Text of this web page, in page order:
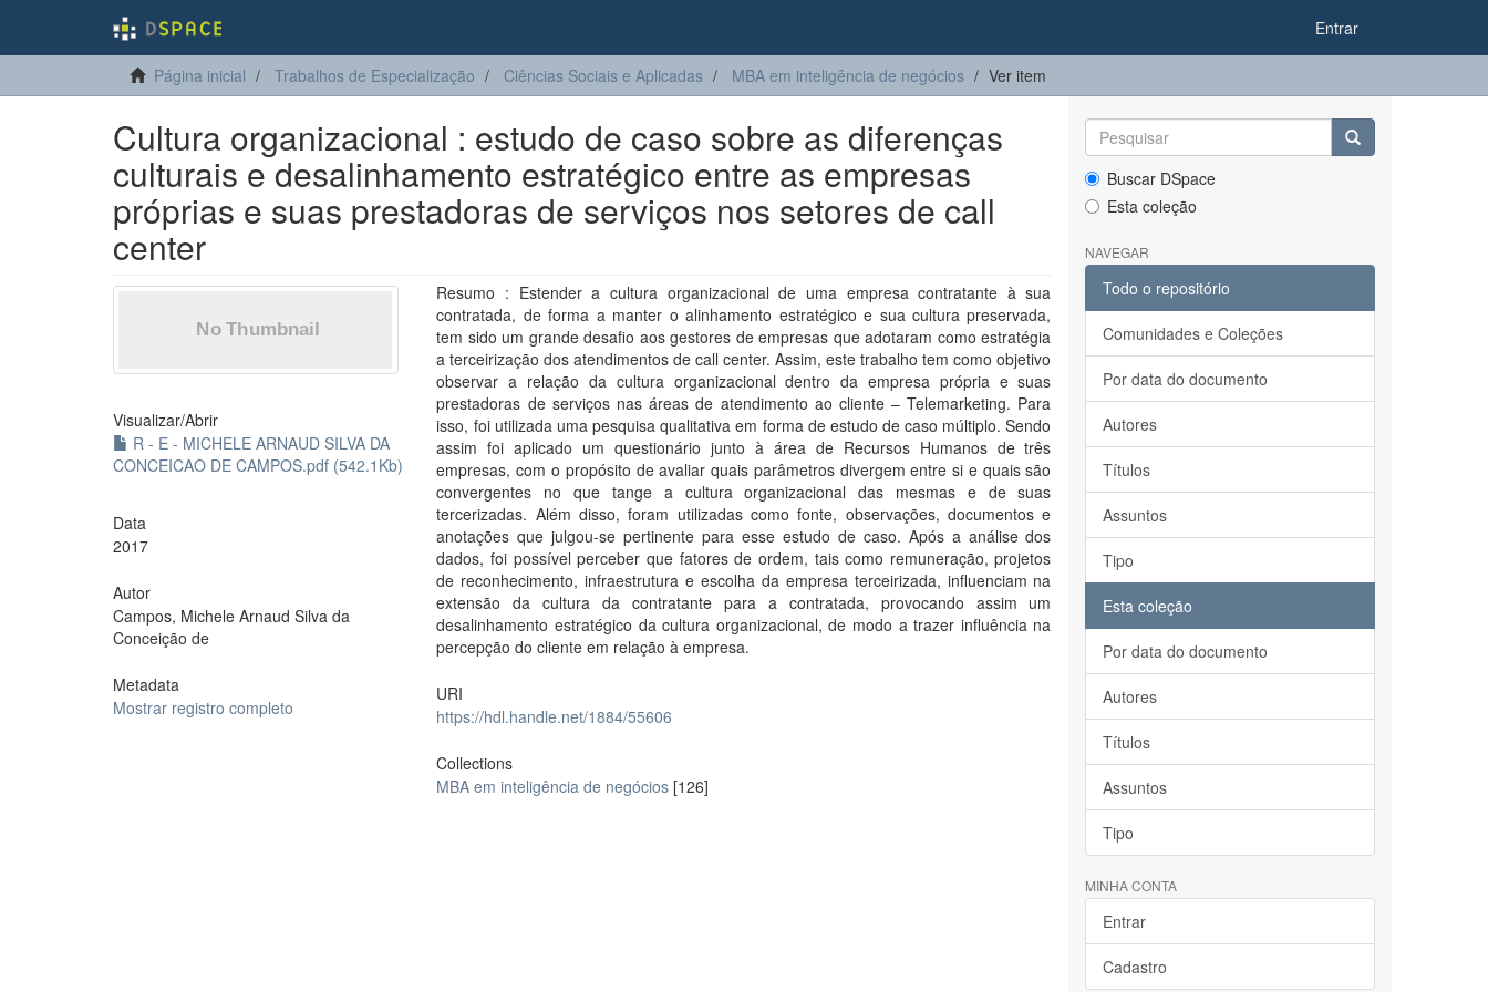
Entrar
Página inicial Trabalhos de Especialização Ciências Sociais e Aplicadas MBA em inteligência de negócios Ver item
Cultura organizacional : estudo de caso sobre as diferenças
culturais e desalinhamento estratégico entre as empresas
próprias e suas prestadoras de serviços nos setores de call
center
Visualizar/Abrir
R - E - MICHELE ARNAUD SILVA DA
CONCEICAO DE CAMPOS.pdf (542.1Kb)
Data
2017
Autor
Campos, Michele Arnaud Silva da
Conceição de
Metadata
Mostrar registro completo
Resumo : Estender a cultura organizacional de uma empresa contratante à sua
contratada, de forma a manter o alinhamento estratégico e sua cultura preservada,
tem sido um grande desafio aos gestores de empresas que adotaram como estratégia
a terceirização dos atendimentos de call center. Assim, este trabalho tem como objetivo
observar a relação da cultura organizacional dentro da empresa própria e suas
prestadoras de serviços nas áreas de atendimento ao cliente – Telemarketing. Para
isso, foi utilizada uma pesquisa qualitativa em forma de estudo de caso múltiplo. Sendo
assim foi aplicado um questionário junto à área de Recursos Humanos de três
empresas, com o propósito de avaliar quais parâmetros divergem entre si e quais são
convergentes no que tange a cultura organizacional das mesmas e de suas
tercerizadas. Além disso, foram utilizadas como fonte, observações, documentos e
anotações que julgou-se pertinente para esse estudo de caso. Após a análise dos
dados, foi possível perceber que fatores de ordem, tais como remuneração, projetos
de reconhecimento, infraestrutura e escolha da empresa terceirizada, influenciam na
extensão da cultura da contratante para a contratada, provocando assim um
desalinhamento estratégico da cultura organizacional, de modo a trazer influência na
percepção do cliente em relação à empresa.
URI
https://hdl.handle.net/1884/55606
Collections
MBA em inteligência de negócios [126]
Buscar DSpace
Esta coleção
NAVEGAR
Todo o repositório
Comunidades e Coleções
Por data do documento
Autores
Títulos
Assuntos
Tipo
Esta coleção
Por data do documento
Autores
Títulos
Assuntos
Tipo
MINHA CONTA
Entrar
Cadastro